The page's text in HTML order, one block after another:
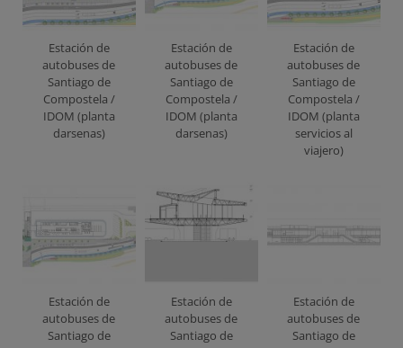
Estación de
autobuses de
Santiago de
Compostela /
IDOM (planta
darsenas)
Estación de
autobuses de
Santiago de
Compostela /
IDOM (planta
darsenas)
Estación de
autobuses de
Santiago de
Compostela /
IDOM (planta
servicios al
viajero)
Estación de
autobuses de
Santiago de
Estación de
autobuses de
Santiago de
Estación de
autobuses de
Santiago de